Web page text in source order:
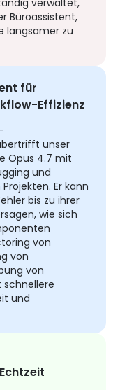
verwaltet,
Büroassistent,
langsamer zu
für
Effizienz
unser
Opus 4.7 mit
und
Er kann
bis zu ihrer
wie sich
von
von
von
schnellere
und